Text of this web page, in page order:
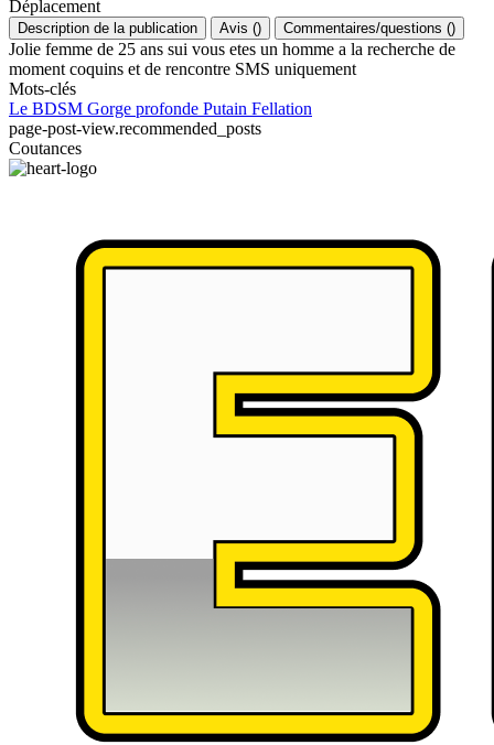
Déplacement
Description de la publication Avis () Commentaires/questions ()
Jolie femme de 25 ans sui vous etes un homme a la recherche de
moment coquins et de rencontre SMS uniquement
Mots-clés
Le BDSM Gorge profonde Putain Fellation
page-post-view.recommended_posts
Coutances